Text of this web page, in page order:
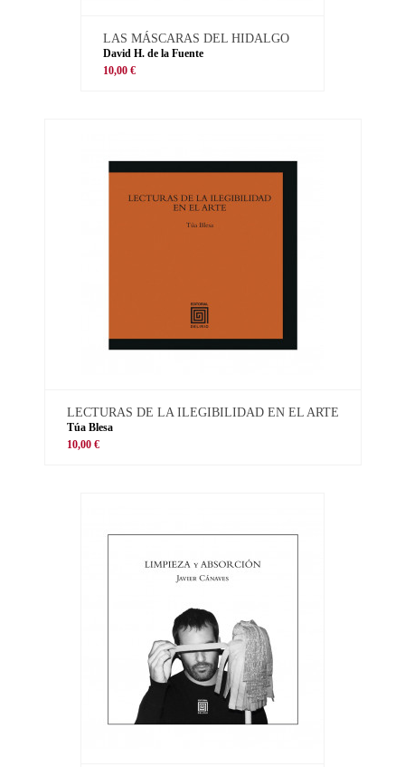
LAS MÁSCARAS DEL HIDALGO
David H. de la Fuente
10,00 €
LECTURAS DE LA ILEGIBILIDAD EN EL ARTE
Túa Blesa
10,00 €